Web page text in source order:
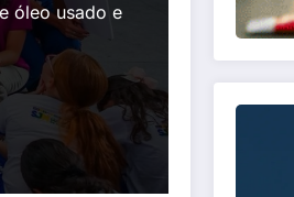
óleo usado e